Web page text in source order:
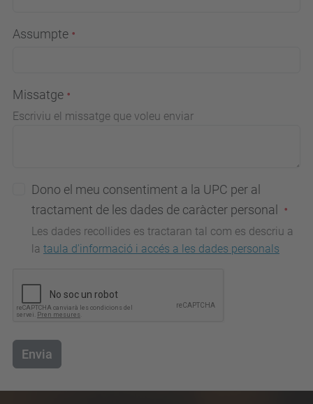
Assumpte
Missatge
Escriviu el missatge que voleu enviar
Dono el meu consentiment a la UPC per al
tractament de les dades de caràcter personal
Les dades recollides es tractaran tal com es descriu a
la taula d'informació i accés a les dades personals
Envia